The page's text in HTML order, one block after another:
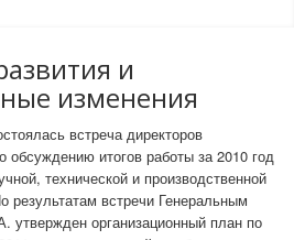
и
изменения
встреча директоров
обсуждению итогов работы за 2010 год
технической и производственной
результатам встречи Генеральным
организационный план по